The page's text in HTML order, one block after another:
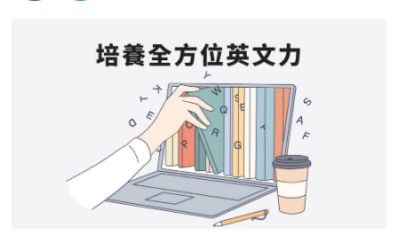
GEPT 全民英檢課程
TOEFL 托福課程
英文聽力養成
旅遊英文
基礎字彙
英語俱樂部
Let's Talk
西班牙語
一對一家教
企業訓練
英文能力測驗
學員讚出來